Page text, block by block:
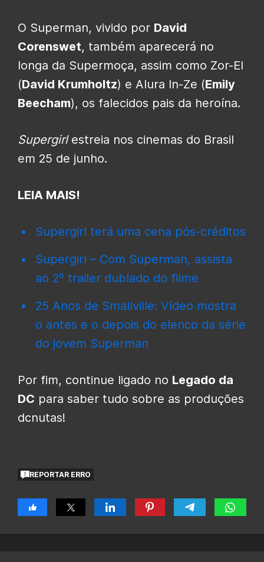
O Superman, vivido por David
Corenswet, também aparecerá no
longa da Supermoça, assim como Zor-El
(David Krumholtz) e Alura In-Ze (Emily
Beecham), os falecidos pais da heroína.
Supergirl estreia nos cinemas do Brasil
em 25 de junho.
LEIA MAIS!
Supergirl terá uma cena pós-créditos
Supergirl – Com Superman, assista
ao 2º trailer dublado do filme
25 Anos de Smallville: Vídeo mostra
o antes e o depois do elenco da série
do jovem Superman
Por fim, continue ligado no Legado da
DC para saber tudo sobre as produções
dcnutas!
REPORTAR ERRO